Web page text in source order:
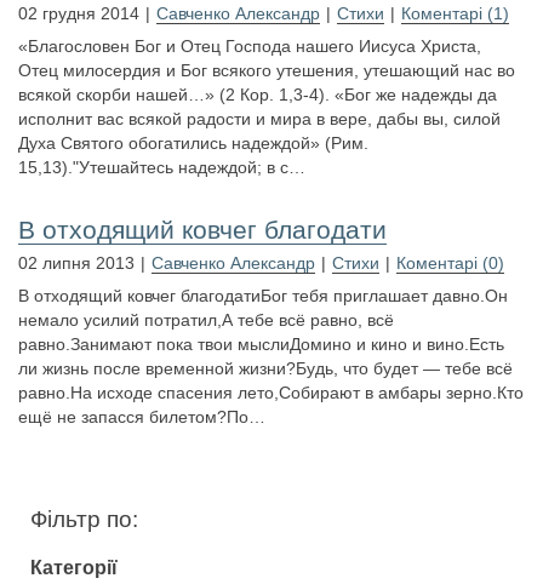
02 грудня 2014 Савченко Александр Стихи
Коментарі (1)
«Благословен Бог и Отец Господа нашего Иисуса Христа,
Отец милосердия и Бог всякого утешения, утешающий нас во
всякой скорби нашей…» (2 Кор. 1,3-4). «Бог же надежды да
исполнит вас всякой радости и мира в вере, дабы вы, силой
Духа Святого обогатились надеждой» (Рим.
15,13)."Утешайтесь надеждой; в с…
В отходящий ковчег благодати
02 липня 2013 Савченко Александр Стихи
Коментарі (0)
В отходящий ковчег благодатиБог тебя приглашает давно.Он
немало усилий потратил,А тебе всё равно, всё
равно.Занимают пока твои мыслиДомино и кино и вино.Есть
ли жизнь после временной жизни?Будь, что будет — тебе всё
равно.На исходе спасения лето,Собирают в амбары зерно.Кто
ещё не запасся билетом?По…
Фільтр по:
Категорії